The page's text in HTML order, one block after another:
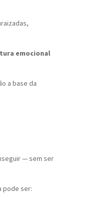
emocional
a base da
— sem ser
pode ser: